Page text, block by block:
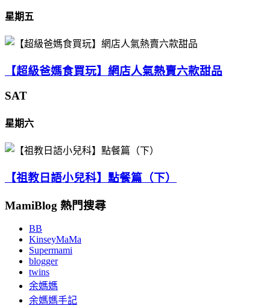
星期五
【超級爸媽食買玩】網店人氣熱賣六款甜品
SAT
星期六
【祖教日語小兒科】點餐篇（下）
MamiBlog 熱門搜尋
BB
KinseyMaMa
Supermami
blogger
twins
余媽媽
余媽媽手記